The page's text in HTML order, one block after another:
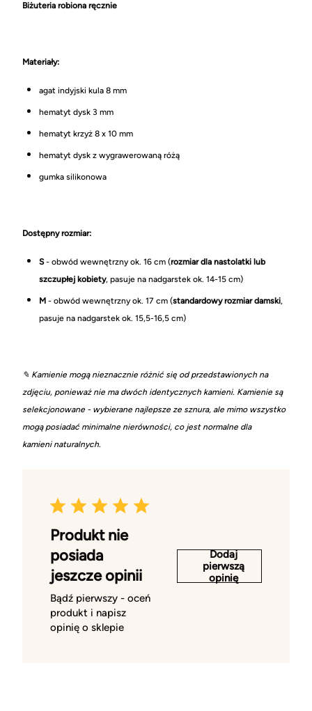
Biżuteria robiona ręcznie
Materiały:
agat indyjski kula 8 mm
hematyt dysk 3 mm
hematyt krzyż 8 x 10 mm
hematyt dysk z wygrawerowaną różą
gumka silikonowa
Dostępny rozmiar:
S- obwód wewnętrzny ok. 16 cm (rozmiar dla nastolatki lub
szczupłej kobiety, pasuje na nadgarstek ok. 14-15 cm)
M - obwód wewnętrzny ok. 17 cm (standardowy rozmiar damski,
pasuje na nadgarstek ok. 15,5-16,5 cm)
✎ Kamienie mogą nieznacznie różnić się od przedstawionych na
zdjęciu, ponieważ nie ma dwóch identycznych kamieni. Kamienie są
selekcjonowane - wybierane najlepsze ze sznura, ale mimo wszystko
mogą posiadać minimalne nierówności, co jest normalne dla
kamieni naturalnych.
Produkt nie
posiada
jeszcze opinii
Bądź pierwszy - oceń
produkt i napisz
opinię o sklepie
Dodaj
pierwszą
opinię